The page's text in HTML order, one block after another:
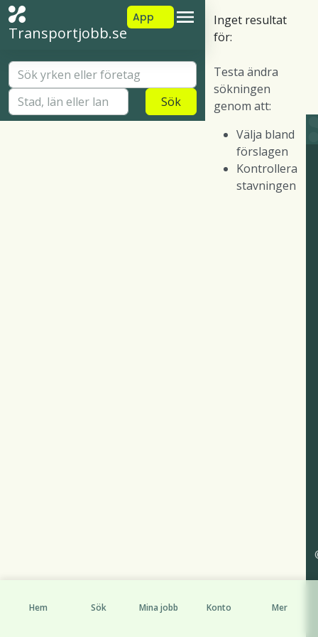
Transportjobb.se
App
Sök
Inget resultat
för:
Testa ändra
sökningen
genom att:
Välja bland
förslagen
Kontrollera
stavningen
Hem Sök Mina jobb Konto Mer